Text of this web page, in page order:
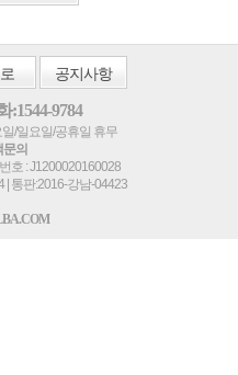
공지사항
:1544-9784
/일요일/공휴일 휴무
의
호 : J1200020160028
| 통판:2016-강남-04423